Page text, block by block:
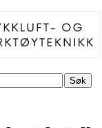
Søk